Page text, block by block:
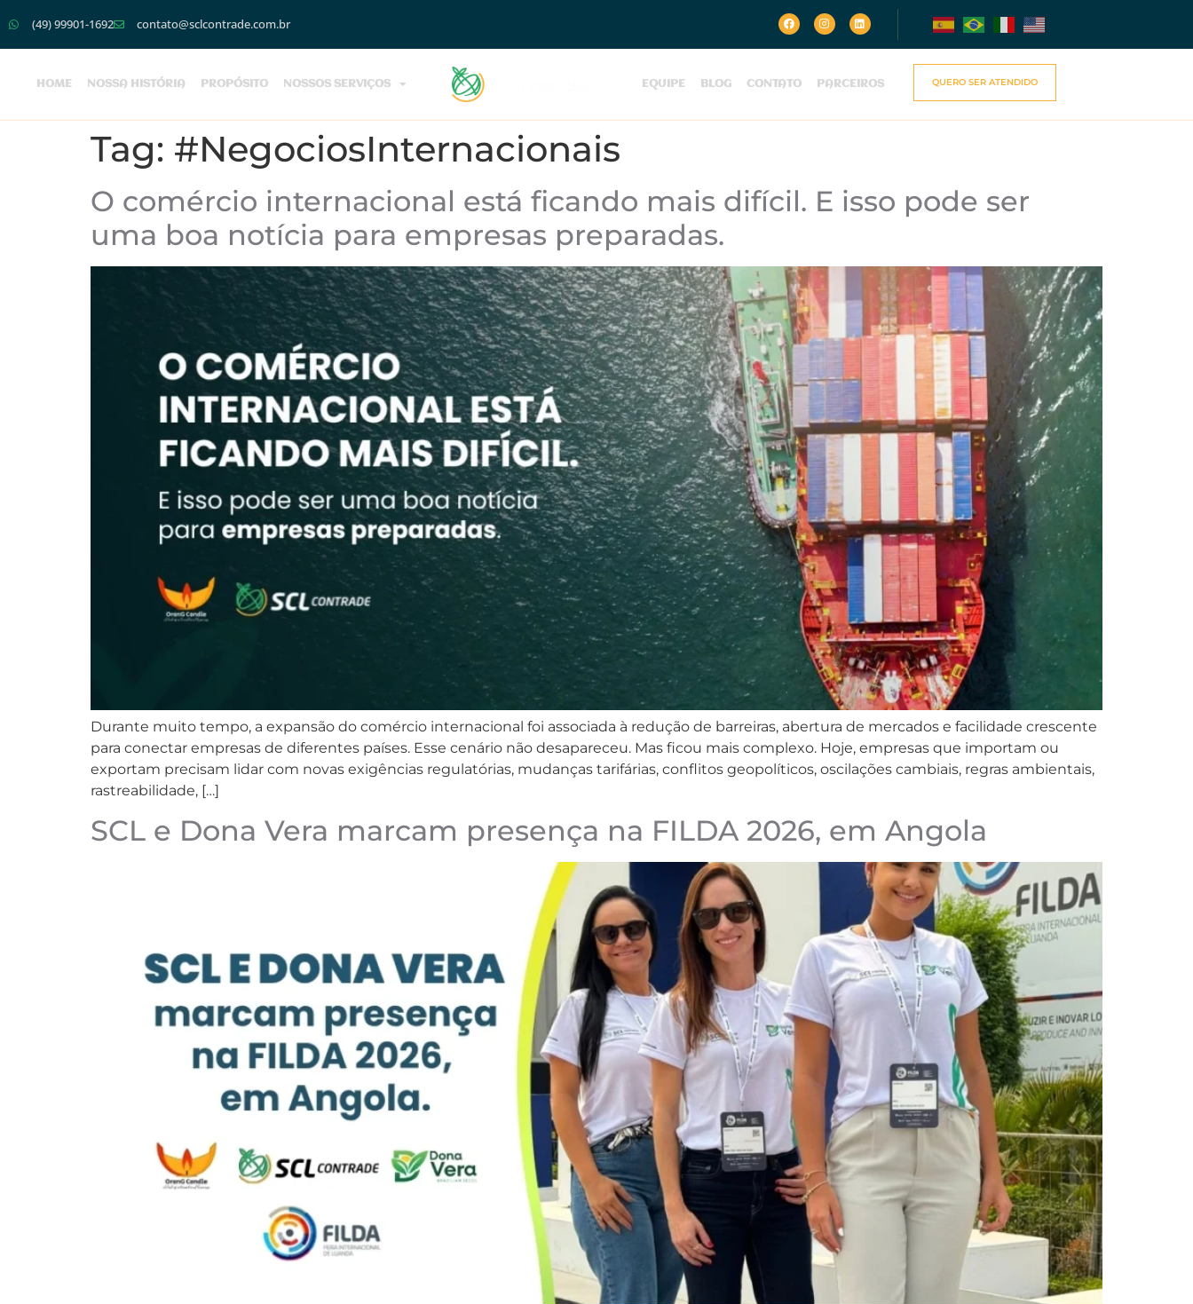
(49) 99901-1692 contato@sclcontrade.com.br
HOME NOSSA HISTÓRIA PROPÓSITO NOSSOS SERVIÇOS EQUIPE BLOG CONTATO PARCEIROS QUERO SER ATENDIDO
Tag: #NegociosInternacionais
O comércio internacional está ficando mais difícil. E isso pode ser
uma boa notícia para empresas preparadas.
Durante muito tempo, a expansão do comércio internacional foi associada à redução de barreiras, abertura de mercados e facilidade crescente
para conectar empresas de diferentes países. Esse cenário não desapareceu. Mas ficou mais complexo. Hoje, empresas que importam ou
exportam precisam lidar com novas exigências regulatórias, mudanças tarifárias, conflitos geopolíticos, oscilações cambiais, regras ambientais,
rastreabilidade, […]
SCL e Dona Vera marcam presença na FILDA 2026, em Angola